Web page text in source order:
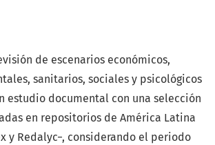
de escenarios económicos,
sanitarios, sociales y psicológicos
estudio documental con una selección
en repositorios de América Latina
y Redalyc−, considerando el periodo